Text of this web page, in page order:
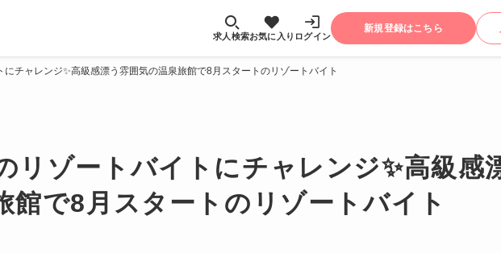
求人検索お気に入り ログイン
新規登録はこちら
チャレンジ✨高級感漂う雰囲気の温泉旅館で8月スタートのリゾートバイト
リゾートバイトにチャレンジ✨高級感
館で8月スタートのリゾートバイト